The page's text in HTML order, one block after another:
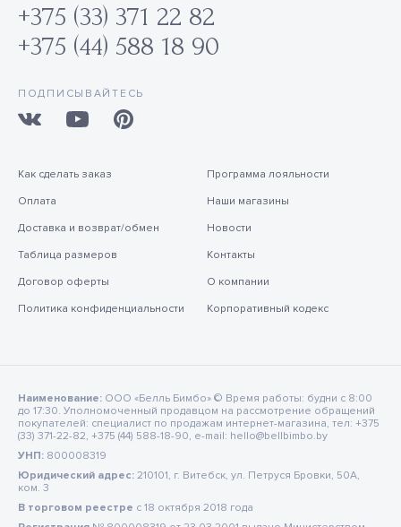
+375 (33) 371 22 82
+375 (44) 588 18 90
ПОДПИСЫВАЙТЕСЬ
Как сделать заказ
Оплата
Доставка и возврат/обмен
Таблица размеров
Договор оферты
Политика конфиденциальности
Программа лояльности
Наши магазины
Новости
Контакты
О компании
Корпоративный кодекс
Наименование: ООО «Белль Бимбо» © Время работы: будни с 8:00
до 17:30. Уполномоченный продавцом на рассмотрение обращений
покупателей: специалист по продажам интернет-магазина, тел: +375
(33) 371-22-82, +375 (44) 588-18-90, e-mail: hello@bellbimbo.by
УНП: 800008319
Юридический адрес: 210101, г. Витебск, ул. Петруся Бровки, 50А,
ком. 3
В торговом реестре c 18 октября 2018 года